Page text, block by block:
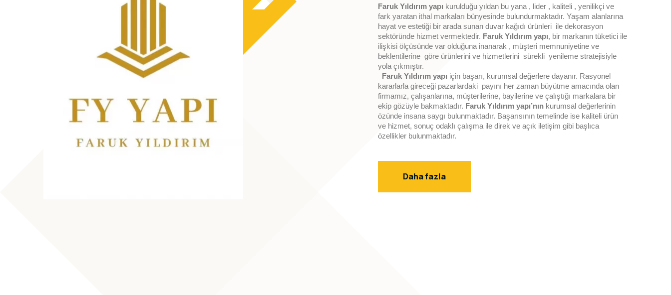
Faruk Yıldırım yapı kurulduğu yıldan bu yana , lider , kaliteli , yenilikçi ve
fark yaratan ithal markaları bünyesinde bulundurmaktadır. Yaşam alanlarına
hayat ve estetiği bir arada sunan duvar kağıdı ürünleri ile dekorasyon
sektöründe hizmet vermektedir. Faruk Yıldırım yapı, bir markanın tüketici ile
ilişkisi ölçüsünde var olduğuna inanarak , müşteri memnuniyetine ve
beklentilerine göre ürünlerini ve hizmetlerini sürekli yenileme stratejisiyle
yola çıkmıştır.
Faruk Yıldırım yapı için başarı, kurumsal değerlere dayanır. Rasyonel
kararlarla gireceği pazarlardaki payını her zaman büyütme amacında olan
firmamız, çalışanlarına, müşterilerine, bayilerine ve çalıştığı markalara bir
ekip gözüyle bakmaktadır. Faruk Yıldırım yapı’nın kurumsal değerlerinin
özünde insana saygı bulunmaktadır. Başarısının temelinde ise kaliteli ürün
ve hizmet, sonuç odaklı çalışma ile direk ve açık iletişim gibi başlıca
özellikler bulunmaktadır.
Daha fazla